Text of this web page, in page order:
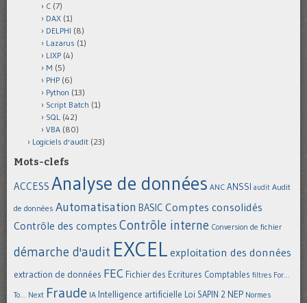
C (7)
DAX (1)
DELPHI (8)
Lazarus (1)
LIXP (4)
M (5)
PHP (6)
Python (13)
Script Batch (1)
SQL (42)
VBA (80)
Logiciels d'audit (23)
Mots-clefs
ACCESS Analyse de données ANC ANSSI audit Audit
de données Automatisation BASIC Comptes consolidés
Contrôle des comptes Contrôle interne Conversion de fichier
démarche d'audit EXCEL exploitation des données
extraction de données FEC Fichier des Ecritures Comptables filtres For...
To... Next Fraude IA Intelligence artificielle Loi SAPIN 2 NEP Normes